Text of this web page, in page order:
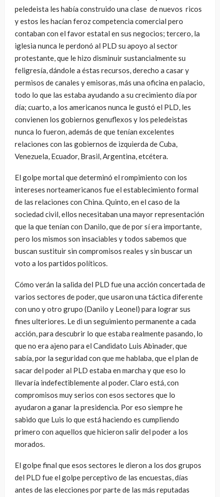
peledeista les había construido una clase de nuevos ricos
y estos les hacían feroz competencia comercial pero
contaban con el favor estatal en sus negocios; tercero, la
iglesia nunca le perdonó al PLD su apoyo al sector
protestante, que le hizo disminuir sustancialmente su
feligresía, dándole a éstas recursos, derecho a casar y
permisos de canales y emisoras, más una oficina en palacio,
todo lo que las estaba ayudando a su crecimiento día por
día; cuarto, a los americanos nunca le gustó el PLD, les
convienen los gobiernos genuflexos y los peledeistas
nunca lo fueron, además de que tenían excelentes
relaciones con las gobiernos de izquierda de Cuba,
Venezuela, Ecuador, Brasil, Argentina, etcétera.
El golpe mortal que determinó el rompimiento con los
intereses norteamericanos fue el establecimiento formal
de las relaciones con China. Quinto, en el caso de la
sociedad civil, ellos necesitaban una mayor representación
que la que tenían con Danilo, que de por sí era importante,
pero los mismos son insaciables y todos sabemos que
buscan sustituir sin compromisos reales y sin buscar un
voto a los partidos políticos.
Cómo verán la salida del PLD fue una acción concertada de
varios sectores de poder, que usaron una táctica diferente
con uno y otro grupo (Danilo y Leonel) para lograr sus
fines ulteriores. Le di un seguimiento permanente a cada
acción, para descubrir lo que estaba realmente pasando, lo
que no era ajeno para el Candidato Luis Abinader, que
sabía, por la seguridad con que me hablaba, que el plan de
sacar del poder al PLD estaba en marcha y que eso lo
llevaría indefectiblemente al poder. Claro está, con
compromisos muy serios con esos sectores que lo
ayudaron a ganar la presidencia. Por eso siempre he
sabido que Luis lo que está haciendo es cumpliendo
primero con aquellos que hicieron salir del poder a los
morados.
El golpe final que esos sectores le dieron a los dos grupos
del PLD fue el golpe perceptivo de las encuestas, días
antes de las elecciones por parte de las más reputadas